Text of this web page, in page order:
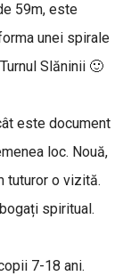
59m, este
unei spirale
Slăninii 🙂
este document
loc. Nouă,
tuturor o vizită.
spiritual.
7-18 ani.